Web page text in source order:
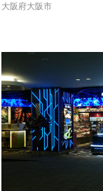
大阪府大阪市